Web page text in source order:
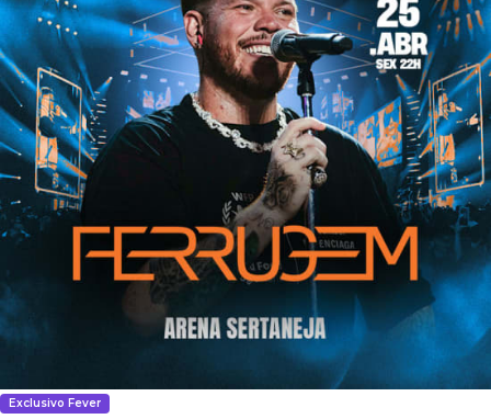
Exclusivo Fever